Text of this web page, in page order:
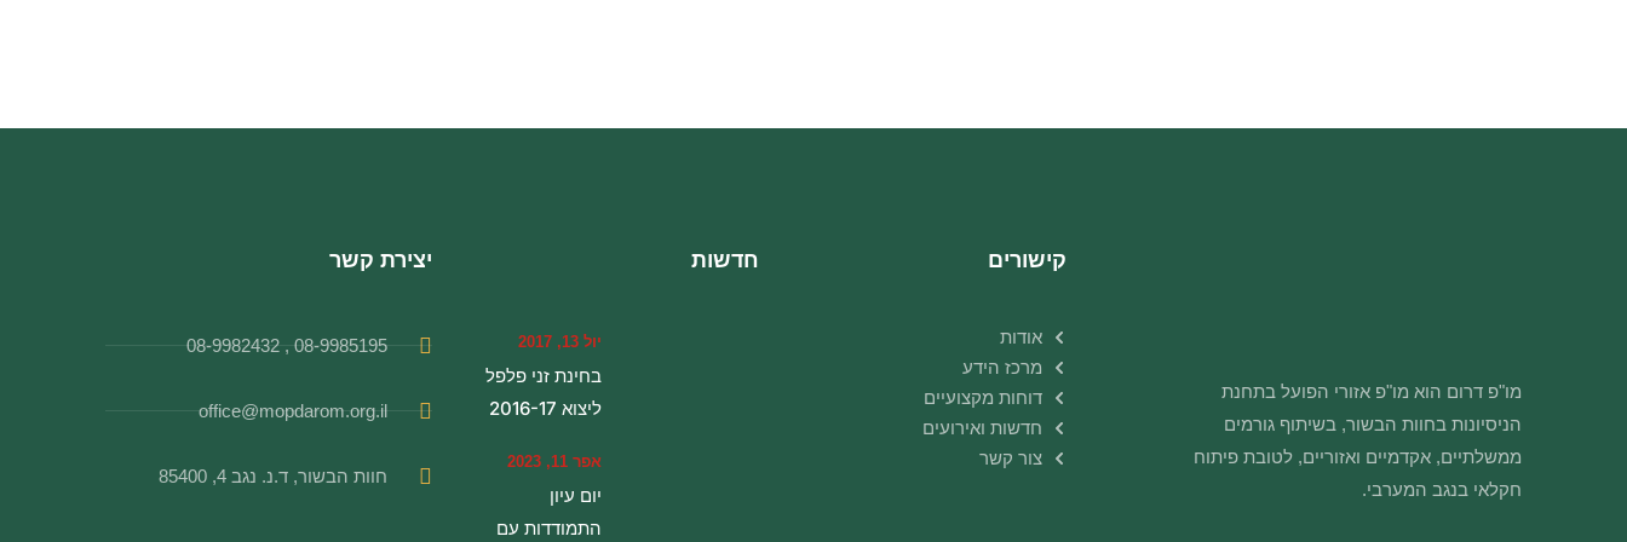
מו"פ דרום הוא מו"פ אזורי הפועל בתחנת
הניסיונות בחוות הבשור, בשיתוף גורמים
ממשלתיים, אקדמיים ואזוריים, לטובת פיתוח
חקלאי בנגב המערבי.
קישורים
אודות
מרכז הידע
דוחות מקצועיים
חדשות ואירועים
צור קשר
חדשות
יול 13, 2017
בחינת זני פלפל
ליצוא 2016-17
אפר 11, 2023
יום עיון
התמודדות עם
יצירת קשר
08-9985195 , 08-9982432
office@mopdarom.org.il
חוות הבשור, ד.נ. נגב 4, 85400